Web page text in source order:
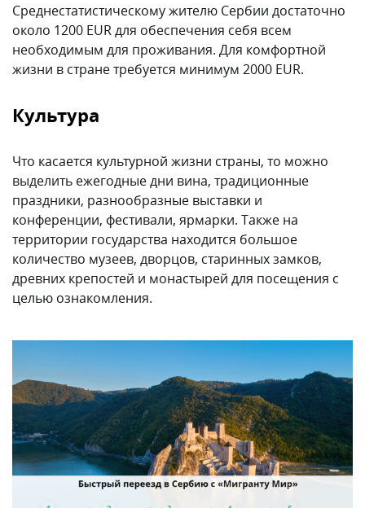
Среднестатистическому жителю Сербии достаточно
около 1200 EUR для обеспечения себя всем
необходимым для проживания. Для комфортной
жизни в стране требуется минимум 2000 EUR.
Культура
Что касается культурной жизни страны, то можно
выделить ежегодные дни вина, традиционные
праздники, разнообразные выставки и
конференции, фестивали, ярмарки. Также на
территории государства находится большое
количество музеев, дворцов, старинных замков,
древних крепостей и монастырей для посещения с
целью ознакомления.